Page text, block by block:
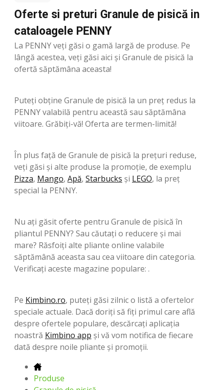
Oferte si preturi Granule de pisică in
cataloagele PENNY
La PENNY veți găsi o gamă largă de produse. Pe
lângă acestea, veți găsi aici și Granule de pisică la
ofertă săptămâna aceasta!
Puteți obține Granule de pisică la un preț redus la
PENNY valabilă pentru această sau săptămâna
viitoare. Grăbiți-vă! Oferta are termen-limită!
În plus față de Granule de pisică la prețuri reduse,
veți găsi și alte produse la promoție, de exemplu
Pizza, Mango, Apă, Starbucks şi LEGO, la preț
special la PENNY.
Nu ați găsit oferte pentru Granule de pisică în
pliantul PENNY? Sau căutați o reducere și mai
mare? Răsfoiți alte pliante online valabile
săptămână aceasta sau cea viitoare din categoria.
Verificați aceste magazine populare: .
Pe Kimbino.ro, puteți găsi zilnic o listă a ofertelor
speciale actuale. Dacă doriți să fiți primul care află
despre ofertele populare, descărcați aplicația
noastră Kimbino app și vă vom notifica de fiecare
dată despre noile pliante și promoții.
Produse